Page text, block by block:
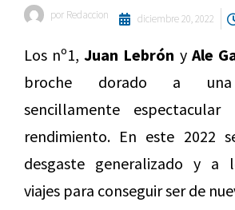
por Redaccion diciembre 20, 2022
Los nº1,Juan Lebrón y Ale
broche dorado a una
sencillamente
rendimiento. En este 2022
desgaste generalizado y a
viajes para conseguir ser de